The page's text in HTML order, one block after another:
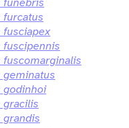
furcatus
fusciapex
fuscipennis
fuscomarginalis
geminatus
godinhoi
gracilis
grandis